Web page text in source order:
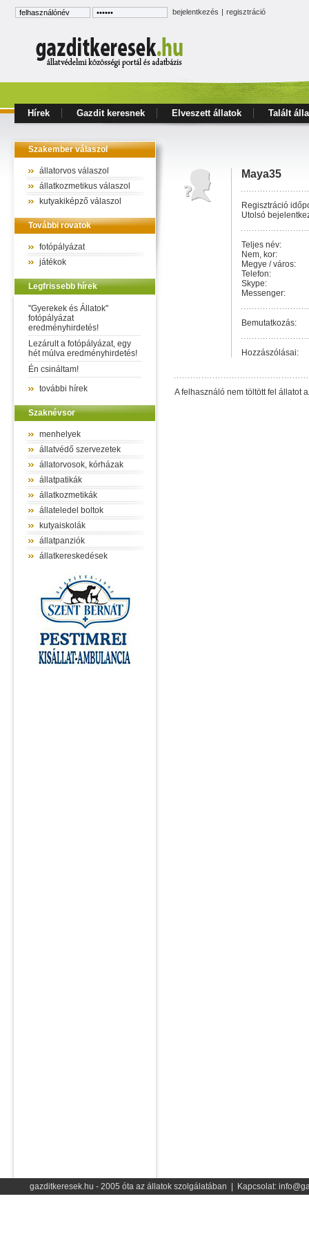
bejelentkezés | regisztráció
Hírek Gazdit keresnek Elveszett állatok Talált
Szakember válaszol
állatorvos válaszol
állatkozmetikus válaszol
kutyakiképző válaszol
További rovatok
fotópályázat
játékok
Legfrissebb hírek
"Gyerekek és Állatok"
fotópályázat
eredményhirdetés!
Lezárult a fotópályázat, egy
hét múlva eredményhirdetés!
Én csináltam!
további hírek
Szaknévsor
menhelyek
állatvédő szervezetek
állatorvosok, kórházak
állatpatikák
állatkozmetikák
állateledel boltok
kutyaiskolák
állatpanziók
állatkereskedések
Maya35
Regisztráció
Utolsó
Teljes név:
Nem, kor:
Megye / város:
Telefon:
Skype:
Messenger:
Bemutatkozás:
Hozzászólásai:
A felhasználó nem töltött fel állatot
gazditkeresek.hu - 2005 óta az állatok szolgálatában | Kapcsolat: